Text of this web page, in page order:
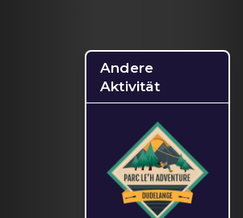
Andere
Aktivität